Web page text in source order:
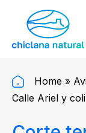
Home »
Calle Ariel y